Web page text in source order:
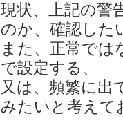
現状、上記の警
のか、確認した
また、正常で
で設定する、
又は、頻繁に出
みたいと考えて